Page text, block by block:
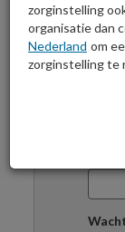
zorginstelling
organisatie dan
Nederland om
zorginstelling te